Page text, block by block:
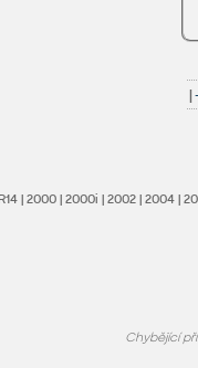
|-
| 2000| 2000i | 2002| 2004|
Chybějící